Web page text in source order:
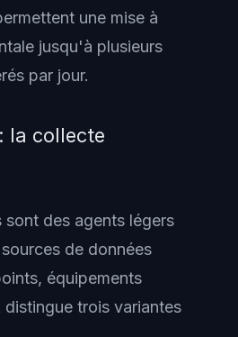
une mise à
jusqu'à plusieurs
par jour.
la collecte
sont des agents légers
de données
équipements
distingue trois variantes